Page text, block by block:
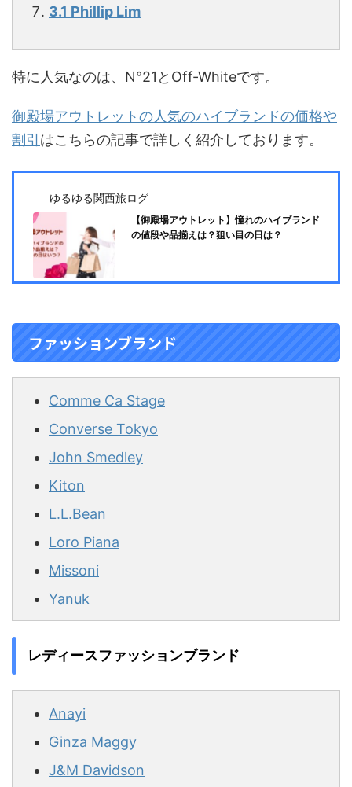
3.1 Phillip Lim
特に人気なのは、N°21とOff-Whiteです。
御殿場アウトレットの人気のハイブランドの価格や
割引 はこちらの記事で詳しく紹介しております。
ゆるゆる関西旅ログ
【御殿場アウトレット】憧れのハイブランド
の値段や品揃えは？狙い目の日は？
ファッションブランド
Comme Ca Stage
Converse Tokyo
John Smedley
Kiton
L.L.Bean
Loro Piana
Missoni
Yanuk
レディースファッションブランド
Anayi
Ginza Maggy
J&M Davidson